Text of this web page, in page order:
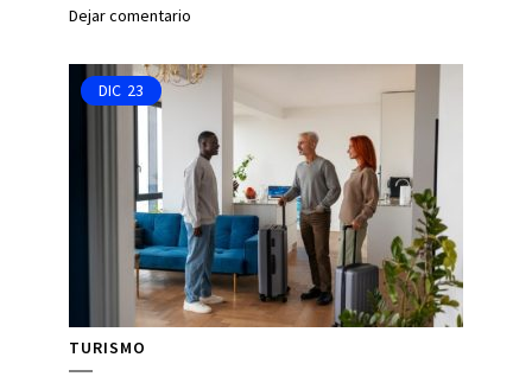
Dejar comentario
DIC 23
TURISMO